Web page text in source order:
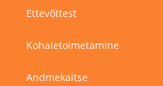
Ettevõttest
Kohaletoimetamine
Andmekaitse